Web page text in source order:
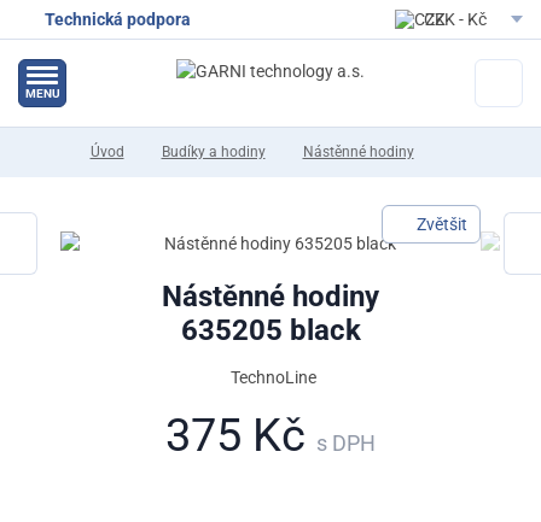
EUR - Eur
CZK - Kč
Technická podpora
MENU
Úvod Budíky a hodiny Nástěnné hodiny
Zvětšit
Nástěnné hodiny
635205 black
TechnoLine
375 Kč s DPH